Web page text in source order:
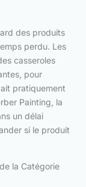
des produits
perdu. Les
casseroles
pour
pratiquement
Painting, la
un délai
si le produit
la Catégorie